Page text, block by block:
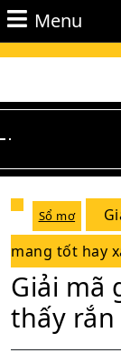
Skip
to
content
Menu
Sổ mơ
mang tốt hay
Giải mã
thấy